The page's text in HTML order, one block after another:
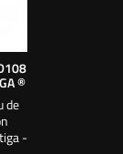
®
de
-